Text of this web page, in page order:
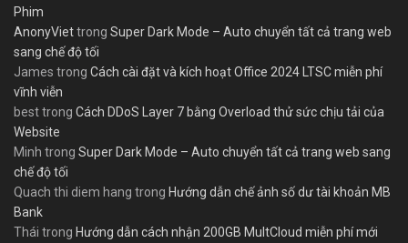
Phim
AnonyViettrong Super Dark Mode – Auto chuyển tất cả trang web
sang chế độ tối
James trong Cách cài đặt và kích hoạt Office 2024 LTSC miễn phí
vĩnh viễn
besttrong Cách DDoS Layer 7 bằng Overload thử sức chịu tải của
Website
Minh trong Super Dark Mode – Auto chuyển tất cả trang web sang
chế độ tối
Quach thi diem hang trong Hướng dẫn chế ảnh số dư tài khoản MB
Bank
Thái trong Hướng dẫn cách nhận 200GB MultCloud miễn phí mới